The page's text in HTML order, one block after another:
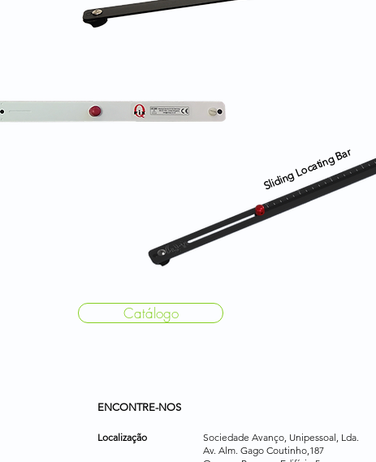
Sliding Locating Bar
Catálogo
ENCONTRE-NOS
Localização
Sociedade Avanço, Unipessoal, Lda.
Av. Alm. Gago Coutinho,187